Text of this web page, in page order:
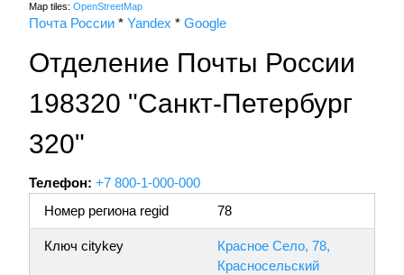
Map tiles: OpenStreetMap
Почта России * Yandex * Google
Отделение Почты России
198320 "Санкт-Петербург
320"
Телефон: +7 800-1-000-000
Номер региона regid
78
Ключ citykey
Красное Село, 78,
Красносельский